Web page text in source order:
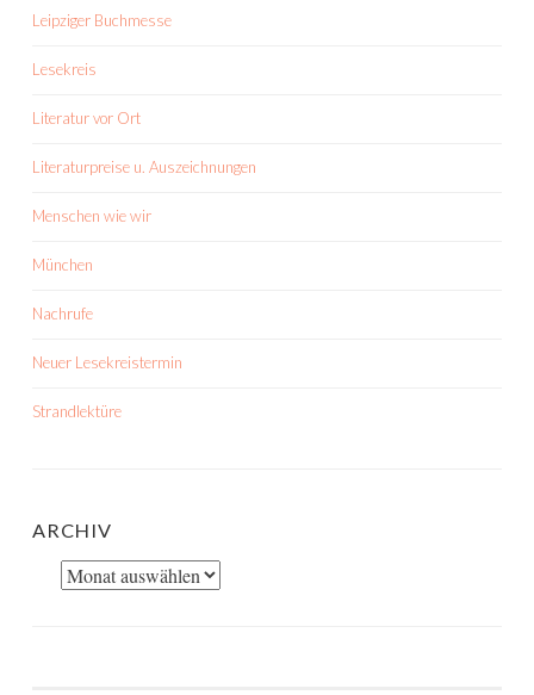
Leipziger Buchmesse
Lesekreis
Literatur vor Ort
Literaturpreise u. Auszeichnungen
Menschen wie wir
München
Nachrufe
Neuer Lesekreistermin
Strandlektüre
ARCHIV
Archiv